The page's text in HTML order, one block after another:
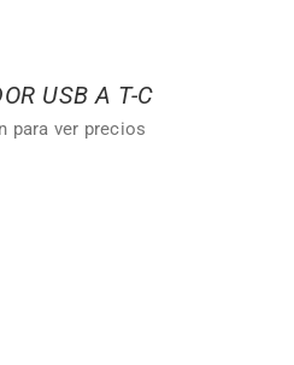
USB A T-C
para ver precios